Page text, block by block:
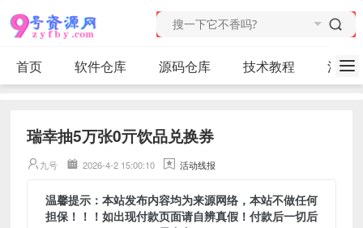
首页 软件仓库 源码仓库 技术教程 活动
瑞幸抽5万张0亓饮品兑换券
九号 2026-4-2 15:00:10 活动线报
温馨提示：本站发布内容均为来源网络，本站不做任何
担保！！！如出现付款页面请自辨真假！付款后一切后